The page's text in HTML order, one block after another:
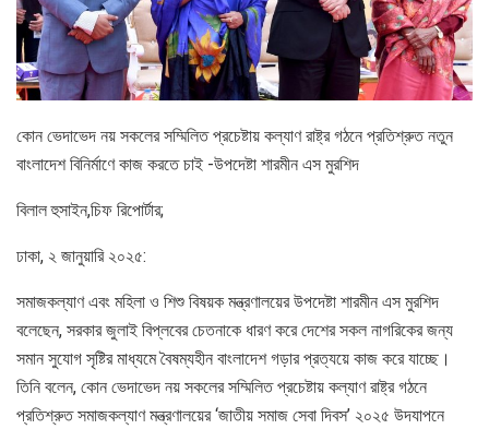
কোন ভেদাভেদ নয় সকলের সম্মিলিত প্রচেষ্টায় কল্যাণ রাষ্ট্র গঠনে প্রতিশ্রুত নতুন
বাংলাদেশ বিনির্মাণে কাজ করতে চাই -উপদেষ্টা শারমীন এস মুরশিদ
বিলাল হুসাইন,চিফ রিপোর্টার;
ঢাকা, ২ জানুয়ারি ২০২৫:
সমাজকল্যাণ এবং মহিলা ও শিশু বিষয়ক মন্ত্রণালয়ের উপদেষ্টা শারমীন এস মুরশিদ
বলেছেন, সরকার জুলাই বিপ্লবের চেতনাকে ধারণ করে দেশের সকল নাগরিকের জন্য
সমান সুযোগ সৃষ্টির মাধ্যমে বৈষম্যহীন বাংলাদেশ গড়ার প্রত্যয়ে কাজ করে যাচ্ছে।
তিনি বলেন, কোন ভেদাভেদ নয় সকলের সম্মিলিত প্রচেষ্টায় কল্যাণ রাষ্ট্র গঠনে
প্রতিশ্রুত সমাজকল্যাণ মন্ত্রণালয়ের ‘জাতীয় সমাজ সেবা দিবস’ ২০২৫ উদযাপনে